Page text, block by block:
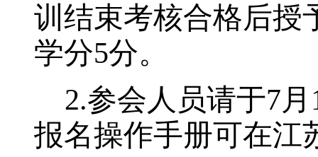
训结束考核合格后授
学分5分。
2.参会人员请于7月
报名操作手册可在江